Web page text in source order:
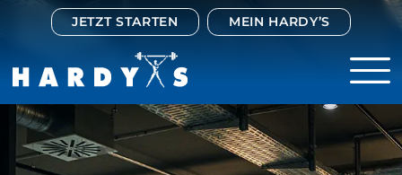
JETZT STARTEN MEIN HARDY’S